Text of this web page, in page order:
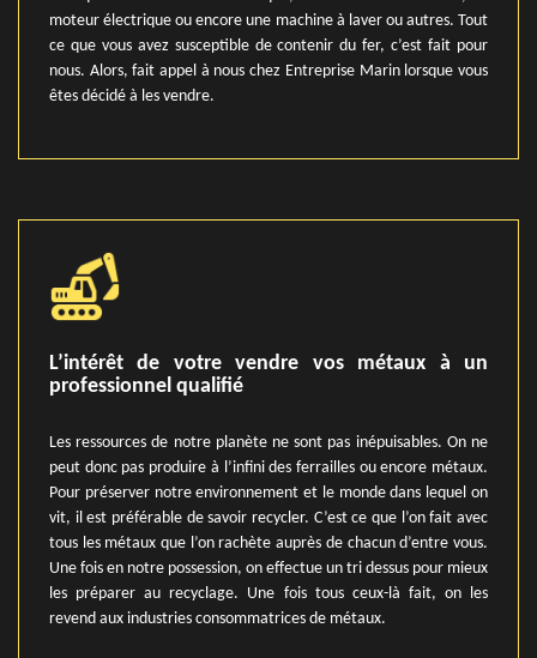
moteur électrique ou encore une machine à laver ou autres. Tout
ce que vous avez susceptible de contenir du fer, c’est fait pour
nous. Alors, fait appel à nous chez Entreprise Marin lorsque vous
êtes décidé à les vendre.
L’intérêt de votre vendre vos métaux à un
professionnel qualifié
Les ressources de notre planète ne sont pas inépuisables. On ne
peut donc pas produire à l’infini des ferrailles ou encore métaux.
Pour préserver notre environnement et le monde dans lequel on
vit, il est préférable de savoir recycler. C’est ce que l’on fait avec
tous les métaux que l’on rachète auprès de chacun d’entre vous.
Une fois en notre possession, on effectue un tri dessus pour mieux
les préparer au recyclage. Une fois tous ceux-là fait, on les
revend aux industries consommatrices de métaux.